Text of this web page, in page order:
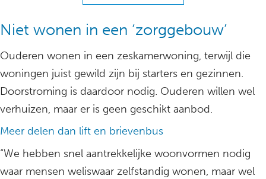
Niet wonen in een ‘zorggebouw’
Ouderen wonen in een zeskamerwoning, terwijl die
woningen juist gewild zijn bij starters en gezinnen.
Doorstroming is daardoor nodig. Ouderen willen wel
verhuizen, maar er is geen geschikt aanbod.
Meer delen dan lift en brievenbus
“We hebben snel aantrekkelijke woonvormen nodig
waar mensen weliswaar zelfstandig wonen, maar wel